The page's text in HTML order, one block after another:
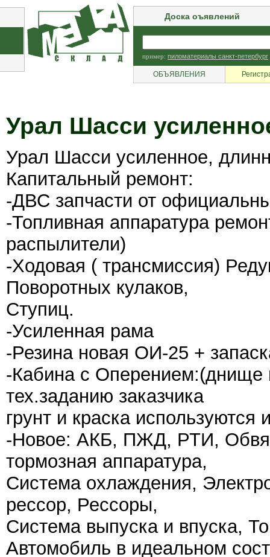
Доска оъявлений
пример: пиломатериалы санкт-петербург
ОБЪЯВЛЕНИЯ
Урал Шасси
Урал Шасси усиленное,
Капитальный ремонт:
-ДВС запчасти от
-Топливная аппаратура
распылители)
-Ходовая ( трансмиссия)
Поворотных кулаков,
Ступиц.
-Усиленная рама
-Резина новая ОИ-25 +
-Кабина с Оперением:(днище
тех.заданию заказчика
грунт и краска используются
-Новое: АКБ, ПЖД, РТИ,
тормозная аппаратура,
Система охлаждения,
рессор, Рессоры,
Система выпуска и впуска,
Автомобиль в идеальном